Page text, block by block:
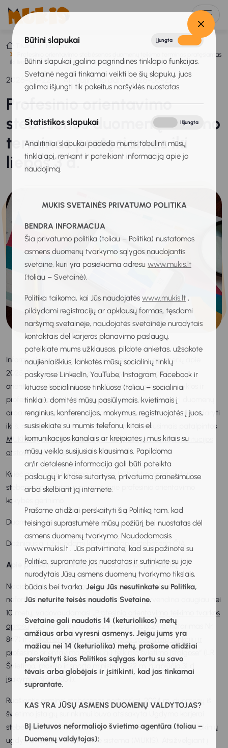
Būtini slapukai Įjungta
Būtini slapukai įgalina pagrindines tinklapio funkcijas.
Svetainė negali tinkamai veikti be šių slapukų, juos
galima išjungti tik pakeitus naršyklės nuostatas.
Statistikos slapukai Išjungta
Analitiniai slapukai padeda mums tobulinti mūsų
tinklalapį, renkant ir pateikiant informaciją apie jo
naudojimą.
MUKIS SVETAINĖS PRIVATUMO POLITIKA
BENDRA INFORMACIJA
Šia privatumo politika (toliau – Politika) nustatomos
asmens duomenų tvarkymo sąlygos naudojantis
svetaine, kuri yra pasiekiama adresu www.mukis.lt
(toliau – Svetainė).
Politika taikoma, kai Jūs naudojatės www.mukis.lt ,
pildydami registracijų ar apklausų formas, tęsdami
naršymą svetainėje, naudojatės svetainėje nurodytais
kontaktais dėl karjeros planavimo paslaugų,
pateikiate mums užklausas, pildote anketas, užsakote
naujienlaiškius, lankotės mūsų socialinių tinklų
paskyrose LinkedIn, YouTube, Instagram, Facebook ir
kituose socialiniuose tinkluose (toliau – socialiniai
tinklai), domitės mūsų pasiūlymais, kvietimais į
renginius, konferencijas, mokymus, registruojatės į juos,
susisiekiate su mumis telefonu, kitais el.
komunikacijos kanalais ar kreipiatės į mus kitais su
mūsų veikla susijusiais klausimais. Papildoma
ar/ir detalesnė informacija gali būti pateikta
paslaugų ir kitose sutartyse, privatumo pranešimuose
arba skelbiant ją internete.
Prašome atidžiai perskaityti šią Politiką tam, kad
teisingai suprastumėte mūsų požiūrį bei nuostatas dėl
asmens duomenų tvarkymo. Naudodamasis
www.mukis.lt . Jūs patvirtinate, kad susipažinote su
Politika, suprantate jos nuostatas ir sutinkate su joje
nurodytais Jūsų asmens duomenų tvarkymo tikslais,
būdais bei tvarka. Jeigu Jūs nesutinkate su Politika,
Jūs neturite teisės naudotis Svetaine.
Svetaine gali naudotis 14 (keturiolikos) metų
amžiaus arba vyresni asmenys. Jeigu jums yra
mažiau nei 14 (keturiolika) metų, prašome atidžiai
perskaityti šias Politikos sąlygas kartu su savo
tėvais arba globėjais ir įsitikinti, kad jas tinkamai
suprantate.
KAS YRA JŪSŲ ASMENS DUOMENŲ VALDYTOJAS?
BĮ Lietuvos neformaliojo švietimo agentūra (toliau –
Duomenų valdytojas):
Titulinis
Naujienos
Profesinio orientavimo stebėsenos duomenų teikimo terminas pratęsiamas
iki liepos 3 d.
2026-06-22 Atnaujinimo data: 2026-06-22
Profesinio orientavimo
stebėsenos duomenų teikimo
terminas pratęsiamas iki
liepos 3 d.
Informuojame, kad pratęsiamas stebėsenos duomenų apie
2025-2026 m. m. organizuotą ir įgyvendintą profesinį
orientavimą teikimo terminas. Bendrojo ugdymo mokyklos ir
profesinio mokymo įstaigos, nespėjusios laiku pateikti duomenų
arba turinčios poreikį taisyti pateiktus duomenis, tą gali padaryti
iki š. m. liepos 3 d. Stebėsenos anketos su klausimais patalpintos
MUKIS registruotų naudotojų – karjeros specialistų ir institucijos
atstovų paskyrose.
Kviečiame visas švietimo įstaigas būti aktyviomis pildant
stebėsenos anketas ir prisidėti prie profesinio orientavimo
kokybės gerinimo.
Duomenų teikimo instrukcija ČIA.
Dažniausiai užduodami klausimai apie stebėseną
Apie profesinio orientavimo stebėsenos pertvarką
Nacionalinę profesinio orientavimo stebėseną Lietuvos
neformaliojo švietimo agentūra (LINEŠA) įgyvendina daugiau nei
10 metų, vadovaudamasi „
Profesinio orientavimo teikimo tvarkos
aprašu “ (LR Vyriausybės 2022 m. rugpjūčio 24 d. nutarimas Nr.
847) ir „
Rekomendacijomis dėl karjeros specialistų funkcijų ir
profesinio orientavimo paslaugų teikimo švietimo įstaigose
Švietimo, mokslo ir sporto ministro 2022 m. rugpjūčio 31 d.
įsakymas Nr. V-1334).
Ruošiantis esminei stebėsenos pertvarkai, 2024 m. duomenų iš
švietimo įstaigų surinkimui buvo atsisakyta Ugdymo karjerai
stebėsenos informacinės sistemos (UKSIS), ją pakeičiant Mokinių
ugdymo karjerai informacinė sistema (MUKIS). Atsižvelgiant į